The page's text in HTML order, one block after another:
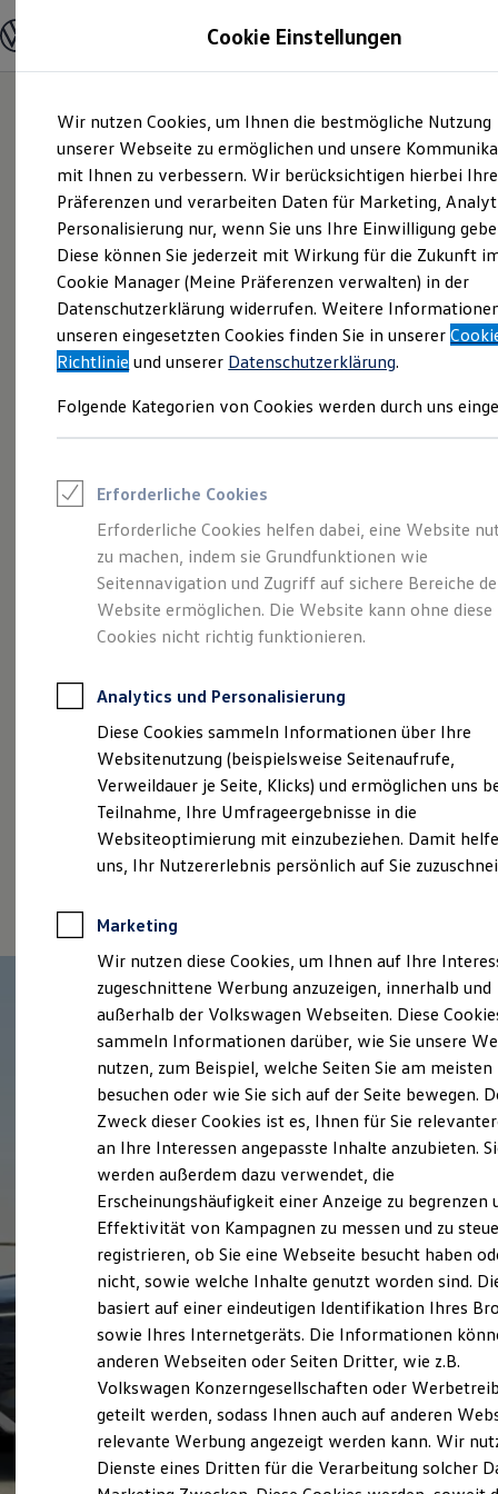
Hauptinhalt
springen
Footer
springen
Modelle und Konfigurator
Modelle vergleichen
Elektroautos
ENERGY Sondermodelle
Nutzfahrzeuge
SUV und CUV
Familienautos
Kombis
Kompaktwagen
Sportwagen
Schnell verfügbare Fahrzeuge
Angebote und Produkte
Aktuelle Angebote
E-Auto-Förderung
Volkswagen Marktplatz
Junge Gebrauchtwagen und Gebrauchtwagen
Saisonangebote
Leasing
Leasing-Angebote
Gebrauchtwagen Leasing
Junge Gebrauchtwagen-Leasing
Elektroauto Leasing
Kleinwagen-Leasing
Leasing ohne Anzahlung
Autokredit mit Schlussrate
Versicherungen und Garantien
Kfz-Versicherung
Restschuldversicherungen
Garantien
Wartungsverträge
Geschäftskunden
Professional Class bei Volkswagen
Großkunden
Behörden
Anpfiff zum Gewinn
Elektroautos
ID. Tutorials
Elektrofahrzeugkonzepte
Reichweite
Reichweite der ID. Modelle
Reichweite im Winter
Laden
Laden unterwegs
Laden Zuhause
Ladezeitensimulator
Batterie
Sicherheit
Garantie und Lebensdauer
Nachhaltigkeit
Technologie
Kosten und Kauf
Verbrauchskosten
Kaufoptionen
E-Auto-Förderung
Software und Konnektivität
Die ID. Software 6
ID. Software Versionen und Updates
Digitale Extras
Schnittstellen zu Ihrem ID.
Mehr Raum für alle(s).
Der Tayron.
Cookie Einstellungen
Wir nutzen Cookies, um Ihnen die bestmögliche Nutzung
unserer Webseite zu ermöglichen und unsere
mit Ihnen zu verbessern. Wir berücksichtigen hierbei Ihre
Präferenzen und verarbeiten Daten für Marketing,
Personalisierung nur, wenn Sie uns Ihre Einwilligung
Diese können Sie jederzeit mit Wirkung für die Zukunft
Cookie Manager (Meine Präferenzen verwalten) in der
Datenschutzerklärung widerrufen. Weitere
unseren eingesetzten Cookies finden Sie in unserer
Richtlinie und unserer Datenschutzerklärung.
Folgende Kategorien von Cookies werden durch uns
Erforderliche Cookies
Erforderliche Cookies helfen dabei, eine Website
zu machen, indem sie Grundfunktionen wie
Seitennavigation und Zugriff auf sichere Bereiche
Website ermöglichen. Die Website kann ohne diese
Cookies nicht richtig funktionieren.
Analytics und Personalisierung
Diese Cookies sammeln Informationen über Ihre
Websitenutzung (beispielsweise Seitenaufrufe,
Verweildauer je Seite, Klicks) und ermöglichen uns
Teilnahme, Ihre Umfrageergebnisse in die
Websiteoptimierung mit einzubeziehen. Damit
uns, Ihr Nutzererlebnis persönlich auf Sie
Marketing
Wir nutzen diese Cookies, um Ihnen auf Ihre
zugeschnittene Werbung anzuzeigen, innerhalb und
außerhalb der Volkswagen Webseiten. Diese
sammeln Informationen darüber, wie Sie unsere
nutzen, zum Beispiel, welche Seiten Sie am meisten
besuchen oder wie Sie sich auf der Seite bewegen.
Zweck dieser Cookies ist es, Ihnen für Sie
an Ihre Interessen angepasste Inhalte anzubieten.
werden außerdem dazu verwendet, die
Erscheinungshäufigkeit einer Anzeige zu begrenzen
Effektivität von Kampagnen zu messen und zu
registrieren, ob Sie eine Webseite besucht haben
nicht, sowie welche Inhalte genutzt worden sind.
basiert auf einer eindeutigen Identifikation Ihres
sowie Ihres Internetgeräts. Die Informationen
anderen Webseiten oder Seiten Dritter, wie z.B.
Volkswagen Konzerngesellschaften oder
geteilt werden, sodass Ihnen auch auf anderen
relevante Werbung angezeigt werden kann. Wir
Dienste eines Dritten für die Verarbeitung solcher